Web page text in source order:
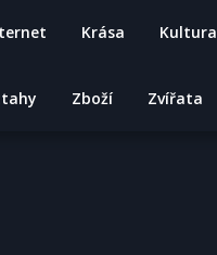
Krása Kultura
Zboží Zvířata